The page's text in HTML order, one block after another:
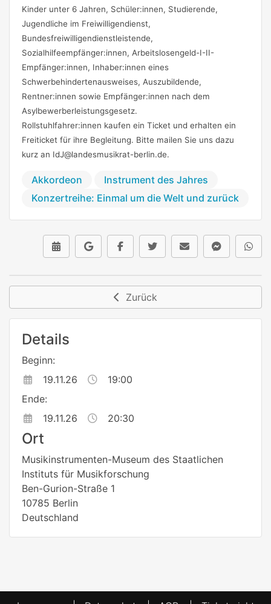
Kinder unter 6 Jahren, Schüler:innen, Studierende,
Jugendliche im Freiwilligendienst,
Bundesfreiwilligendienstleistende,
Sozialhilfeempfänger:innen, Arbeitslosengeld-I-II-
Empfänger:innen, Inhaber:innen eines
Schwerbehindertenausweises, Auszubildende,
Rentner:innen sowie Empfänger:innen nach dem
Asylbewerberleistungsgesetz.
Rollstuhlfahrer:innen kaufen ein Ticket und erhalten ein
Freiticket für ihre Begleitung. Bitte mailen Sie uns dazu
kurz an IdJ@landesmusikrat-berlin.de.
Akkordeon
Instrument des Jahres
Konzertreihe: Einmal um die Welt und zurück
Zurück
Details
Beginn:
19.11.26
19:00
Ende:
19.11.26
20:30
Ort
Musikinstrumenten-Museum des Staatlichen
Instituts für Musikforschung
Ben-Gurion-Straße 1
10785 Berlin
Deutschland